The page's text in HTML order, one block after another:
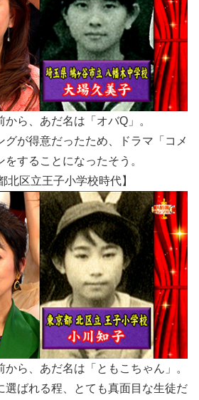
ら、あだ名は「オバQ」。
グが得意だったため、ドラマ「コメ
することになったそう。
区立王子小学校時代】
ら、あだ名は「ともこちゃん」。
選ばれる程、とても真面目な生徒だ